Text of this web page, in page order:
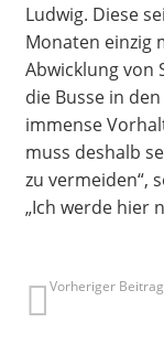
Ludwig. Diese
Monaten einzig
Abwicklung von
die Busse in
immense
muss deshalb
zu vermeiden“,
„Ich werde hier
Vorheriger Beitrag